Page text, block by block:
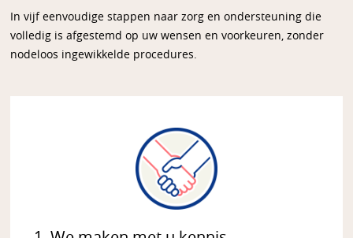
In vijf eenvoudige stappen naar zorg en ondersteuning die
volledig is afgestemd op uw wensen en voorkeuren, zonder
nodeloos ingewikkelde procedures.